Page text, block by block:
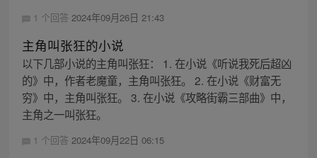
1 个回答 2024年09月26日 21:43
主角叫张狂的小说
以下几部小说的主角叫张狂： 1. 在小说《听说我死后超凶
的》中，作者老魔童，主角叫张狂。 2. 在小说《财富无
穷》中，主角叫张狂。 3. 在小说《攻略街霸三部曲》中，
主角之一叫张狂。
1 个回答 2024年09月22日 06:15